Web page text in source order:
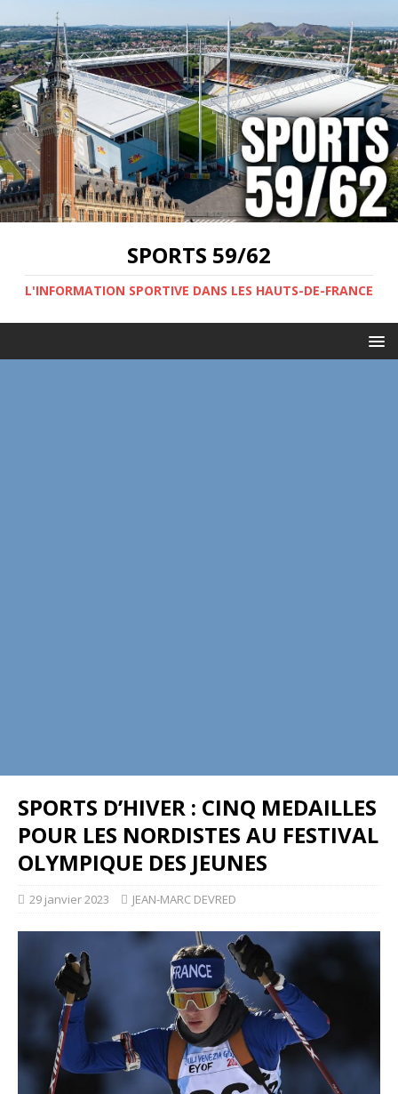
SPORTS 59/62
L'INFORMATION SPORTIVE DANS LES HAUTS-DE-FRANCE
SPORTS D’HIVER : CINQ MEDAILLES
POUR LES NORDISTES AU FESTIVAL
OLYMPIQUE DES JEUNES
29 janvier 2023 JEAN-MARC DEVRED